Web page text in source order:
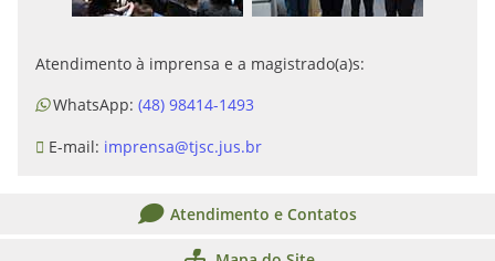
Atendimento à imprensa e a magistrado(a)s:
WhatsApp: (48) 98414-1493
E-mail: imprensa@tjsc.jus.br
Atendimento e Contatos